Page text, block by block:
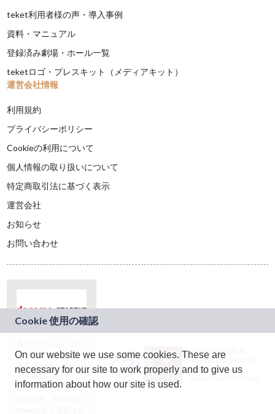
teket利用者様の声・導入事例
資料・マニュアル
登録済み劇場・ホール一覧
teketロゴ・プレスキット（メディアキット）
運営会社情報
利用規約
プライバシーポリシー
Cookieの利用について
個人情報の取り扱いについて
特定商取引法に基づく表示
運営会社
お知らせ
お問い合わせ
ドコモグループの新
規事業創出プログラ
ム「docomo
STARTUP」を通じて
JASRAC許諾番号：
9024936001Y45037
JASRAC許諾番号：
On our website we use some cookies. These are
necessary for our site to work properly and to give us
information about how our site is used.